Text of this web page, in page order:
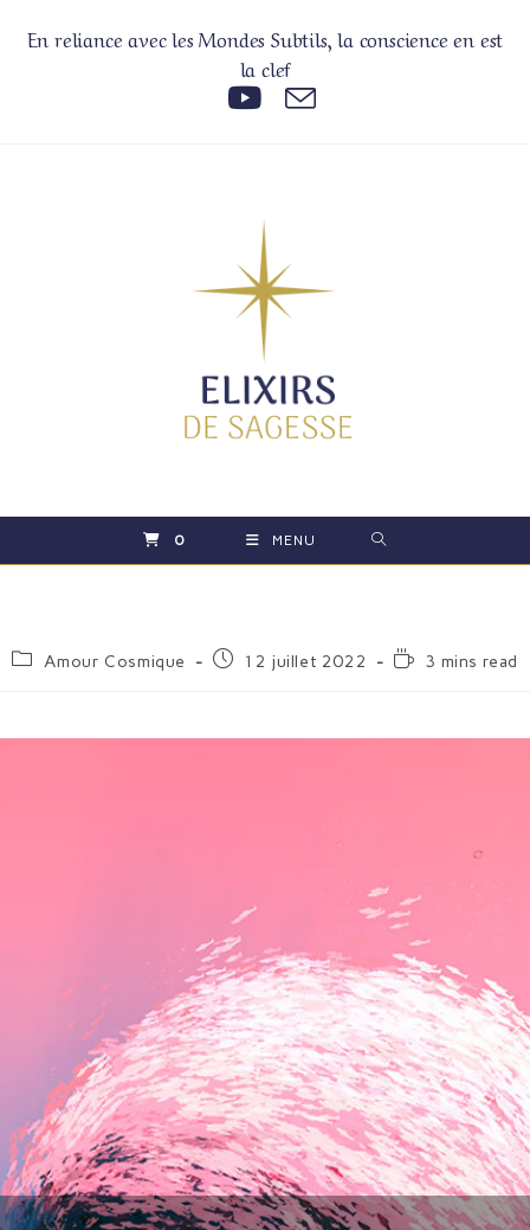
En reliance avec les Mondes Subtils, la conscience en est
la clef
0 MENU
Amour Cosmique 12 juillet 2022 3 mins read